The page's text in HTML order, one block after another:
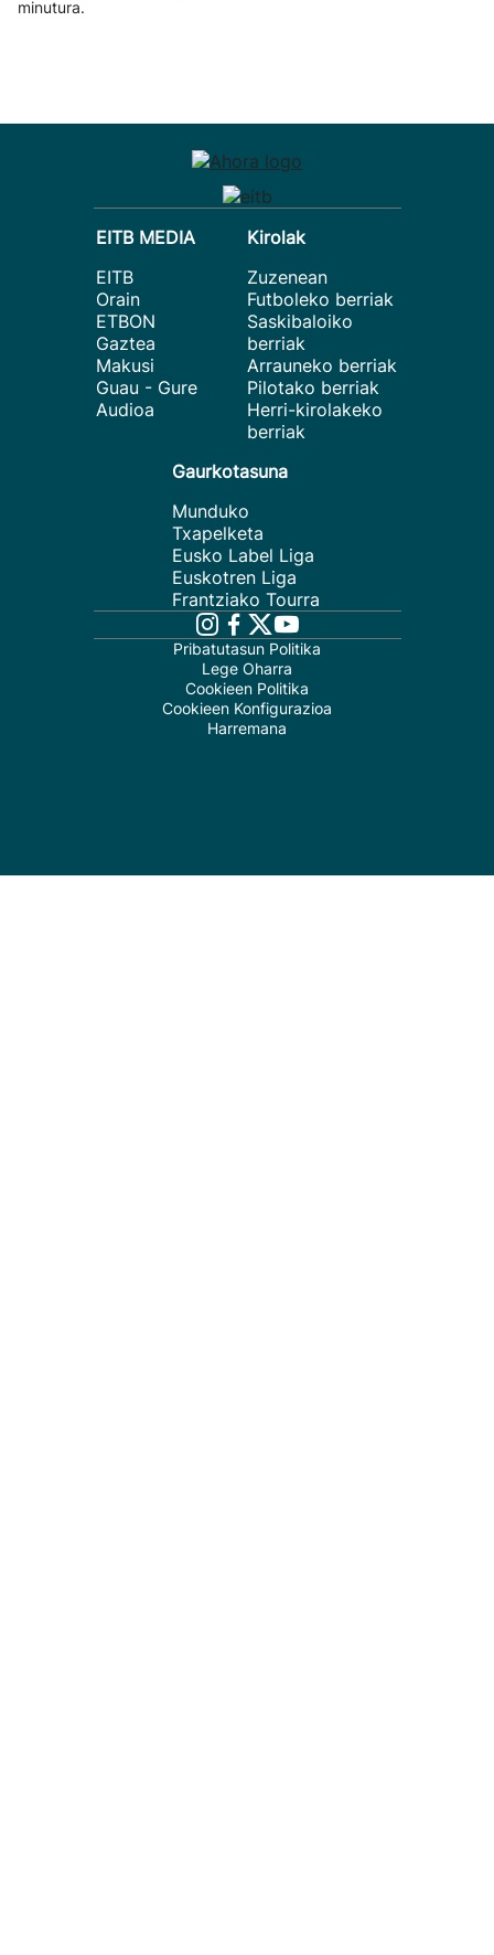
minutura.
EITB MEDIA
EITB
Orain
ETBON
Gaztea
Makusi
Guau - Gure
Audioa
Kirolak
Zuzenean
Futboleko berriak
Saskibaloiko
berriak
Arrauneko berriak
Pilotako berriak
Herri-kirolakeko
berriak
Gaurkotasuna
Munduko
Txapelketa
Eusko Label Liga
Euskotren Liga
Frantziako Tourra
Pribatutasun Politika
Lege Oharra
Cookieen Politika
Cookieen Konfigurazioa
Harremana